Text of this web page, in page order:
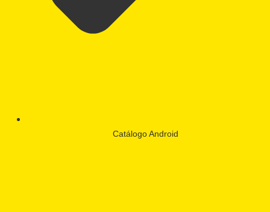
Catálogo Android